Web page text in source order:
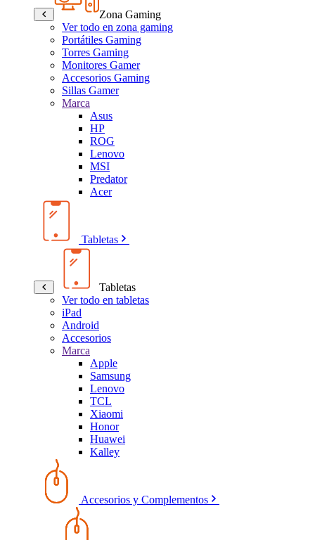
Zona Gaming
Ver todo en zona gaming
Portátiles Gaming
Torres Gaming
Monitores Gamer
Accesorios Gaming
Sillas Gamer
Marca
Asus
HP
ROG
Lenovo
MSI
Predator
Acer
Tabletas
Tabletas
Ver todo en tabletas
iPad
Android
Accesorios
Marca
Apple
Samsung
Lenovo
TCL
Xiaomi
Honor
Huawei
Kalley
Accesorios y Complementos